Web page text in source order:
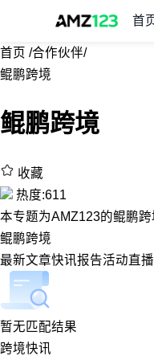
首
首页 /合作伙伴/
鲲鹏跨境
鲲鹏跨境
收藏
热度:611
本专题为AMZ123的鲲鹏
鲲鹏跨境
最新文章快讯报告活动直播
暂无匹配结果
跨境快讯